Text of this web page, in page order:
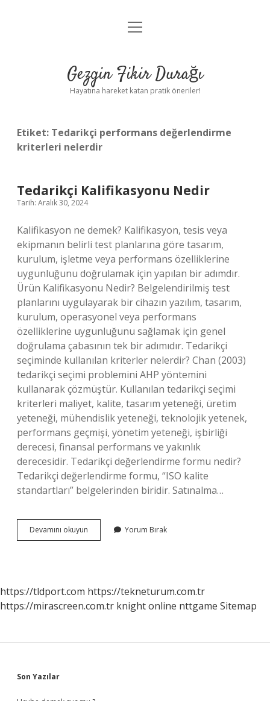
Anasayfa
Yasal Uyarı
menüyü
Gezgin Fikir Durağı
Hayatına hareket katan pratik öneriler!
Etiket: Tedarikçi performans değerlendirme
kriterleri nelerdir
Tedarikçi Kalifikasyonu Nedir
Tarih: Aralık 30, 2024
Kalifikasyon ne demek? Kalifikasyon, tesis veya
ekipmanın belirli test planlarına göre tasarım,
kurulum, işletme veya performans özelliklerine
uygunluğunu doğrulamak için yapılan bir adımdır.
Ürün Kalifikasyonu Nedir? Belgelendirilmiş test
planlarını uygulayarak bir cihazın yazılım, tasarım,
kurulum, operasyonel veya performans
özelliklerine uygunluğunu sağlamak için genel
doğrulama çabasının tek bir adımıdır. Tedarikçi
seçiminde kullanılan kriterler nelerdir? Chan (2003)
tedarikçi seçimi problemini AHP yöntemini
kullanarak çözmüştür. Kullanılan tedarikçi seçimi
kriterleri maliyet, kalite, tasarım yeteneği, üretim
yeteneği, mühendislik yeteneği, teknolojik yetenek,
performans geçmişi, yönetim yeteneği, işbirliği
derecesi, finansal performans ve yakınlık
derecesidir. Tedarikçi değerlendirme formu nedir?
Tedarikçi değerlendirme formu, “ISO kalite
standartları” belgelerinden biridir. Satınalma…
Devamını okuyun Tedarikçi
Kalifikasyonu
Yorum Bırak
https://tldport.com https://tekneturum.com.tr
https://mirascreen.com.tr knight online nttgame Sitemap
Sidebar
Son Yazılar